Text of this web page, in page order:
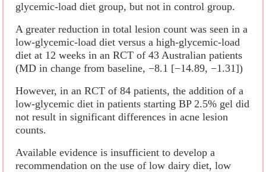
glycemic-load diet group, but not in control group.
A greater reduction in total lesion count was seen in a
low-glycemic-load diet versus a high-glycemic-load
diet at 12 weeks in an RCT of 43 Australian patients
(MD in change from baseline, −8.1 [−14.89, −1.31])
However, in an RCT of 84 patients, the addition of a
low-glycemic diet in patients starting BP 2.5% gel did
not result in significant differences in acne lesion
counts.
Available evidence is insufficient to develop a
recommendation on the use of low dairy diet, low